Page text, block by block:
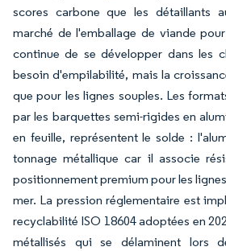
scores carbone que les détaillants
marché de l'emballage de viande
continue de se développer dans les
besoin d'empilabilité, mais la
que pour les lignes souples. Les
par les barquettes semi-rigides en
en feuille, représentent le solde :
tonnage métallique car il associe
positionnement premium pour les
mer. La pression réglementaire est
recyclabilité ISO 18604 adoptées en
métallisés qui se délaminent lors